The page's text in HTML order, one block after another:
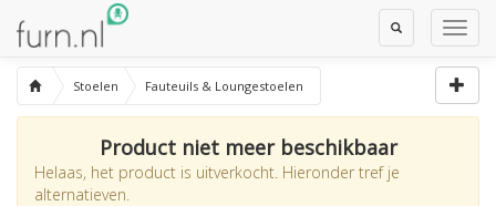
Toggle
Search
Stoelen Fauteuils & Loungestoelen
Product niet meer beschikbaar
Helaas, het product is uitverkocht. Hieronder tref je
alternatieven.